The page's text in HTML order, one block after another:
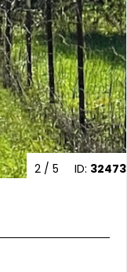
ID: 32473
2/ 5